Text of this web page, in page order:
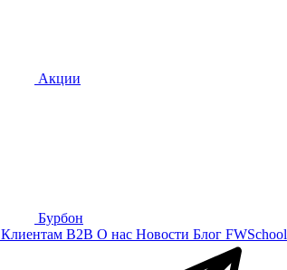
Акции
Бурбон
Клиентам B2B О нас Новости Блог FWSchool